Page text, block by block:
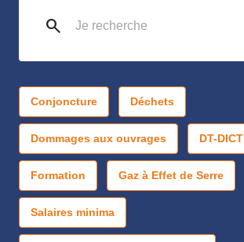
search
Conjoncture Déchets
Dommages aux ouvrages DT-DICT
Formation Gaz à Effet de Serre
Salaires minima